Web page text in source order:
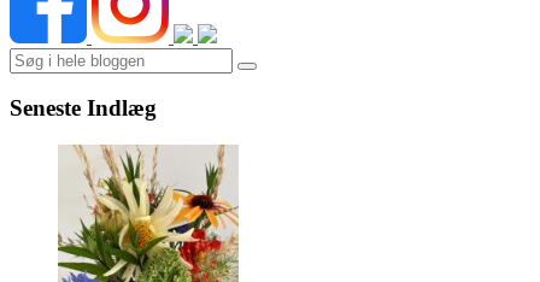
Search
Seneste Indlæg